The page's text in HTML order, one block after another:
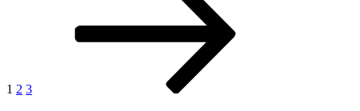
Beiträge
1 2 3